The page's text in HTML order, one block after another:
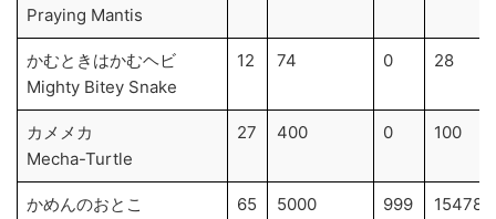
Praying Mantis
かむときはかむヘビ
Mighty Bitey Snake
12 74 0 28
カメメカ
Mecha-Turtle
27 400 0 100
かめんのおとこ
65 5000 999 15478